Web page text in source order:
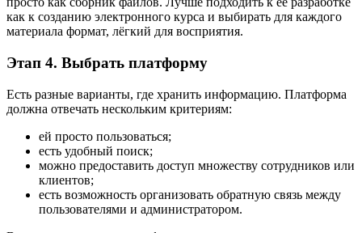
как к созданию электронного курса и выбирать для каждого
материала формат, лёгкий для восприятия.
Этап 4. Выбрать платформу
Есть разные варианты, где хранить информацию. Платформа
должна отвечать нескольким критериям:
ей просто пользоваться;
есть удобный поиск;
можно предоставить доступ множеству сотрудников или
клиентов;
есть возможность организовать обратную связь между
пользователями и администратором.